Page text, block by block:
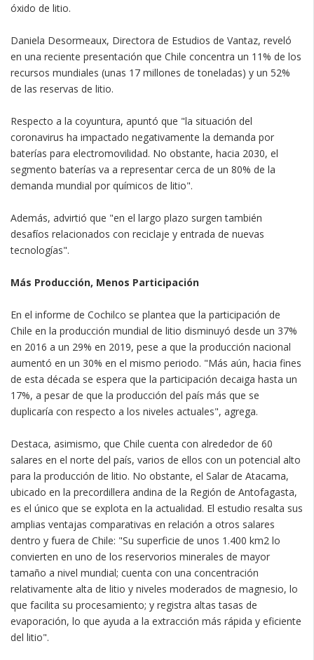
óxido de litio.
Daniela Desormeaux, Directora de Estudios de Vantaz, reveló
en una reciente presentación que Chile concentra un 11% de los
recursos mundiales (unas 17 millones de toneladas) y un 52%
de las reservas de litio.
Respecto a la coyuntura, apuntó que "la situación del
coronavirus ha impactado negativamente la demanda por
baterías para electromovilidad. No obstante, hacia 2030, el
segmento baterías va a representar cerca de un 80% de la
demanda mundial por químicos de litio".
Además, advirtió que "en el largo plazo surgen también
desafíos relacionados con reciclaje y entrada de nuevas
tecnologías".
Más Producción, Menos Participación
En el informe de Cochilco se plantea que la participación de
Chile en la producción mundial de litio disminuyó desde un 37%
en 2016 a un 29% en 2019, pese a que la producción nacional
aumentó en un 30% en el mismo periodo. "Más aún, hacia fines
de esta década se espera que la participación decaiga hasta un
17%, a pesar de que la producción del país más que se
duplicaría con respecto a los niveles actuales", agrega.
Destaca, asimismo, que Chile cuenta con alrededor de 60
salares en el norte del país, varios de ellos con un potencial alto
para la producción de litio. No obstante, el Salar de Atacama,
ubicado en la precordillera andina de la Región de Antofagasta,
es el único que se explota en la actualidad. El estudio resalta sus
amplias ventajas comparativas en relación a otros salares
dentro y fuera de Chile: "Su superficie de unos 1.400 km2 lo
convierten en uno de los reservorios minerales de mayor
tamaño a nivel mundial; cuenta con una concentración
relativamente alta de litio y niveles moderados de magnesio, lo
que facilita su procesamiento; y registra altas tasas de
evaporación, lo que ayuda a la extracción más rápida y eficiente
del litio".